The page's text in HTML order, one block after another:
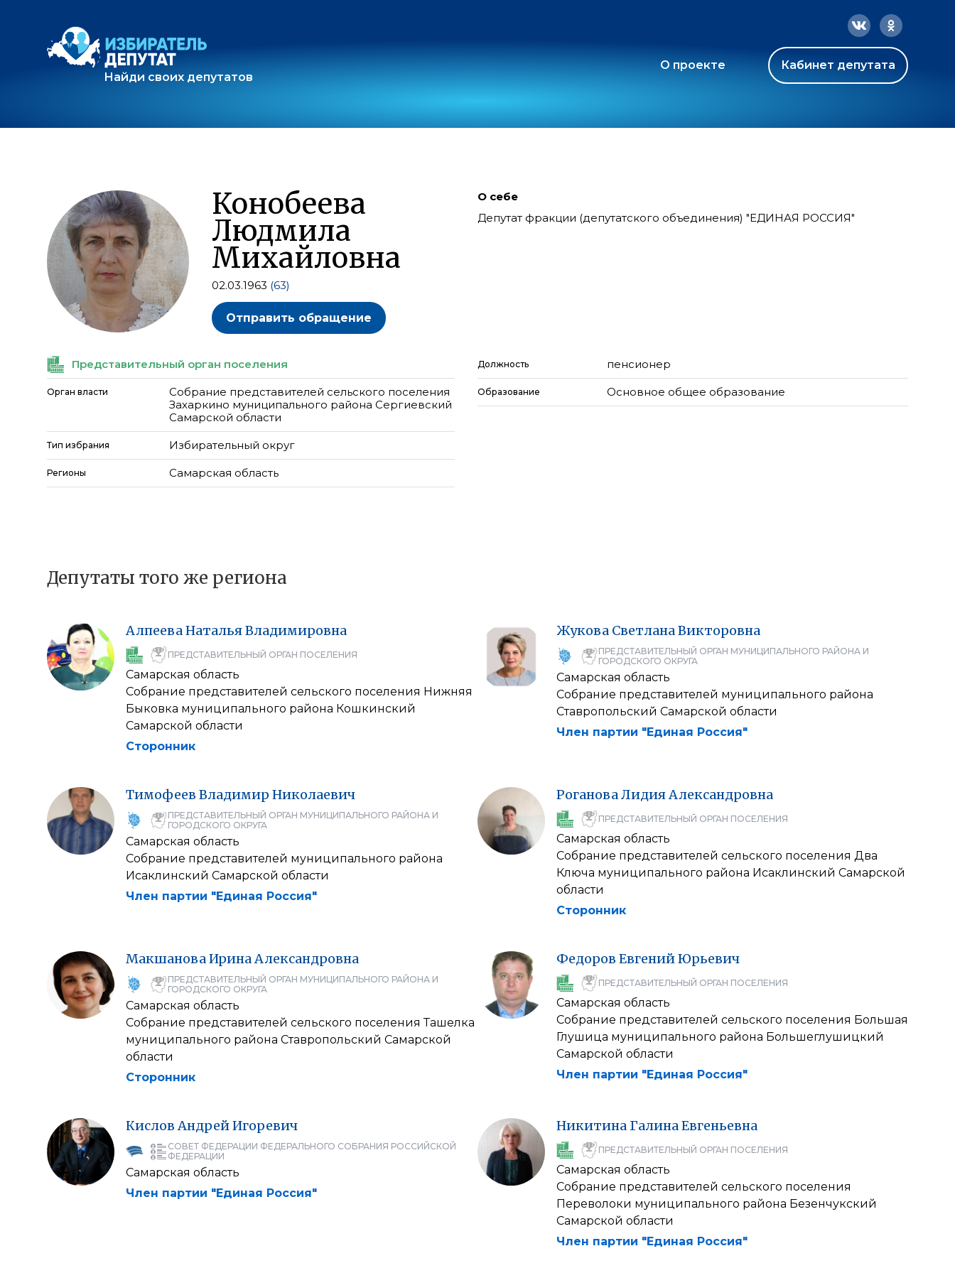
Найди своих депутатов
О проекте Кабинет депутата
Конобеева
Людмила
Михайловна
02.03.1963 (63)
Отправить обращение
О себе
Депутат фракции (депутатского объединения) "ЕДИНАЯ РОССИЯ"
Представительный орган поселения
Орган власти
Собрание представителей сельского поселения
Захаркино муниципального района Сергиевский
Самарской области
Тип избрания Избирательный округ
Регионы Самарская область
Должность пенсионер
Образование Основное общее образование
Депутаты того же региона
АлпееваНатальяВладимировна
ПРЕДСТАВИТЕЛЬНЫЙ ОРГАН ПОСЕЛЕНИЯ
Самарская область
Собрание представителей сельского поселения Нижняя
Быковка муниципального района Кошкинский
Самарской области
Сторонник
Жукова СветланаВикторовна
ПРЕДСТАВИТЕЛЬНЫЙ ОРГАН МУНИЦИПАЛЬНОГО РАЙОНА И
ГОРОДСКОГО ОКРУГА
Самарская область
Собрание представителей муниципального района
Ставропольский Самарской области
Член партии "Единая Россия"
Тимофеев Владимир Николаевич
ПРЕДСТАВИТЕЛЬНЫЙ ОРГАН МУНИЦИПАЛЬНОГО РАЙОНА И
ГОРОДСКОГО ОКРУГА
Самарская область
Собрание представителей муниципального района
Исаклинский Самарской области
Член партии "Единая Россия"
РогановаЛидияАлександровна
ПРЕДСТАВИТЕЛЬНЫЙ ОРГАН ПОСЕЛЕНИЯ
Самарская область
Собрание представителей сельского поселения Два
Ключа муниципального района Исаклинский Самарской
области
Сторонник
МакшановаИринаАлександровна
ПРЕДСТАВИТЕЛЬНЫЙ ОРГАН МУНИЦИПАЛЬНОГО РАЙОНА И
ГОРОДСКОГО ОКРУГА
Самарская область
Собрание представителей сельского поселения Ташелка
муниципального района Ставропольский Самарской
области
Сторонник
Федоров ЕвгенийЮрьевич
ПРЕДСТАВИТЕЛЬНЫЙ ОРГАН ПОСЕЛЕНИЯ
Самарская область
Собрание представителей сельского поселения Большая
Глушица муниципального района Большеглушицкий
Самарской области
Член партии "Единая Россия"
Кислов АндрейИгоревич
СОВЕТ ФЕДЕРАЦИИ ФЕДЕРАЛЬНОГО СОБРАНИЯ РОССИЙСКОЙ
ФЕДЕРАЦИИ
Самарская область
Член партии "Единая Россия"
Никитина ГалинаЕвгеньевна
ПРЕДСТАВИТЕЛЬНЫЙ ОРГАН ПОСЕЛЕНИЯ
Самарская область
Собрание представителей сельского поселения
Переволоки муниципального района Безенчукский
Самарской области
Член партии "Единая Россия"